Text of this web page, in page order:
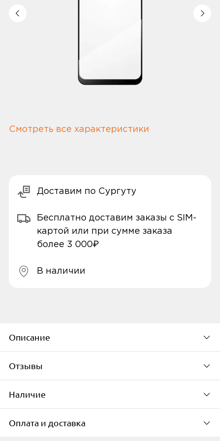
Смотреть все характеристики
Доставим по Сургуту
Бесплатно доставим заказы с SIM-
картой или при сумме заказа
более 3 000₽
В наличии
Описание
Модель устройства
3D
Отзывы
Будьте первым, кто
оставит свой отзыв
Наличие
Доступно в 1 пунктах выдачи в
Оплата и доставка